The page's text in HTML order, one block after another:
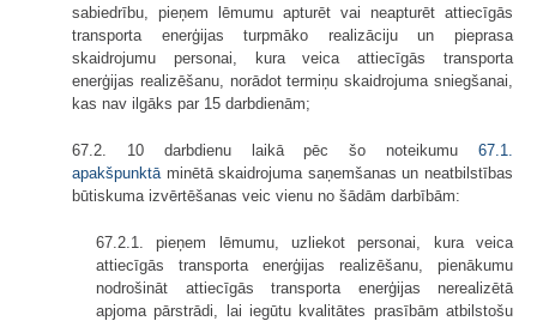
sabiedrību, pieņem lēmumu apturēt vai neapturēt attiecīgās
transporta enerģijas turpmāko realizāciju un pieprasa
skaidrojumu personai, kura veica attiecīgās transporta
enerģijas realizēšanu, norādot termiņu skaidrojuma sniegšanai,
kas nav ilgāks par 15 darbdienām;
67.2. 10 darbdienu laikā pēc šo noteikumu 67.1.
apakšpunktā minētā skaidrojuma saņemšanas un neatbilstības
būtiskuma izvērtēšanas veic vienu no šādām darbībām:
67.2.1. pieņem lēmumu, uzliekot personai, kura veica
attiecīgās transporta enerģijas realizēšanu, pienākumu
nodrošināt attiecīgās transporta enerģijas nerealizētā
apjoma pārstrādi, lai iegūtu kvalitātes prasībām atbilstošu